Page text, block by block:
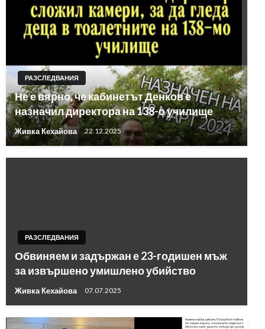
РАЗСЛЕДВАНИЯ
Не е вярно, че кабинетът Денков е
назначил директора на 138-о училище
Живка Кехайова 22.12.2025
РАЗСЛЕДВАНИЯ
Обвиняем и задържан е 23-годишен мъж
за извършено умишлено убийство
Живка Кехайова 07.07.2025